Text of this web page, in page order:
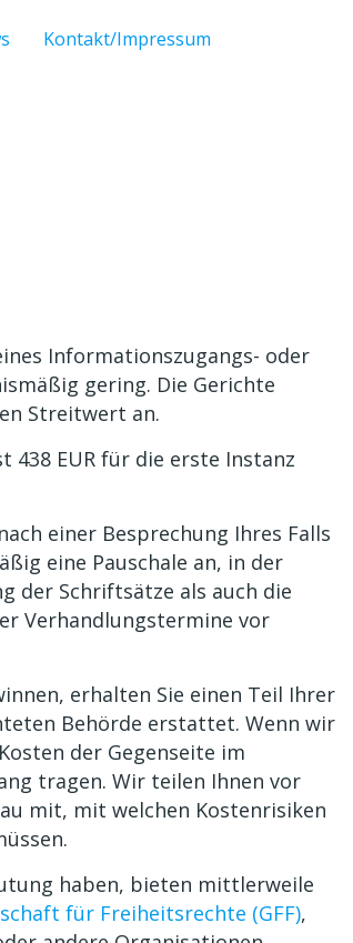
Kontakt/Impressum
Informationszugangs- oder
gering. Die Gerichte
Streitwert an.
438 EUR für die erste Instanz
einer Besprechung Ihres Falls
eine Pauschale an, in der
der Schriftsätze als auch die
Verhandlungstermine vor
erhalten Sie einen Teil Ihrer
Behörde erstattet. Wenn wir
der Gegenseite im
tragen. Wir teilen Ihnen vor
mit, mit welchen Kostenrisiken
haben, bieten mittlerweile
für Freiheitsrechte (GFF),